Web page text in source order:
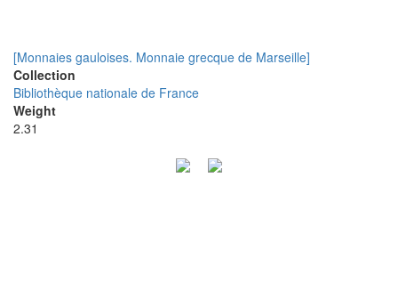
[Monnaies gauloises. Monnaie grecque de Marseille]
Collection
Bibliothèque nationale de France
Weight
2.31